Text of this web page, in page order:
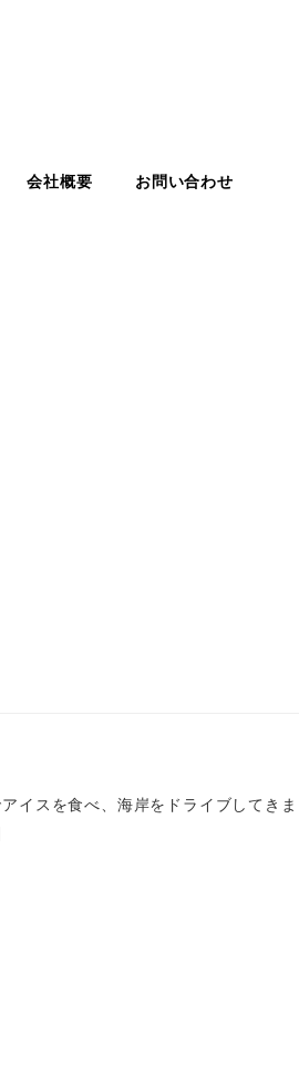
会社概要 お問い合わせ
イスを食べ、海岸をドライブしてき